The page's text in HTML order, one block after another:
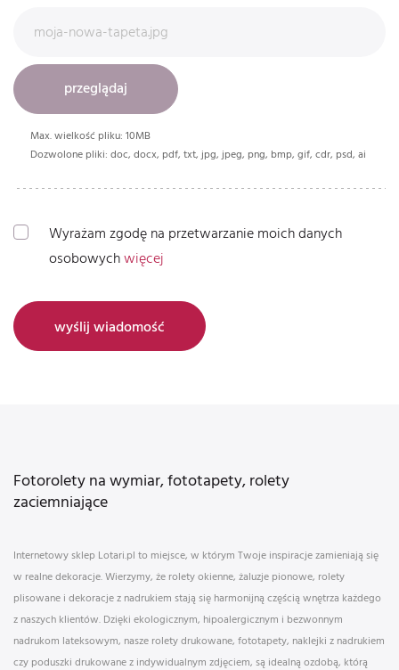
moja-nowa-tapeta.jpg
przeglądaj
Max. wielkość pliku: 10MB
Dozwolone pliki: doc, docx, pdf, txt, jpg, jpeg, png, bmp, gif, cdr, psd, ai
Wyrażam zgodę na przetwarzanie moich danych
osobowychwięcej
wyślij wiadomość
Fotorolety na wymiar, fototapety, rolety
zaciemniające
Internetowy sklep Lotari.pl to miejsce, w którym Twoje inspiracje zamieniają się
w realne dekoracje. Wierzymy, że rolety okienne, żaluzje pionowe, rolety
plisowane i dekoracje z nadrukiem stają się harmonijną częścią wnętrza każdego
z naszych klientów. Dzięki ekologicznym, hipoalergicznym i bezwonnym
nadrukom lateksowym, nasze rolety drukowane, fototapety, naklejki z nadrukiem
czy poduszki drukowane z indywidualnym zdjęciem, są idealną ozdobą, którą